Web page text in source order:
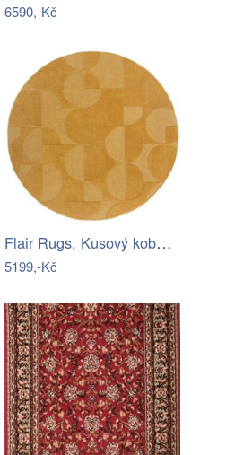
6590,-Kč
Flair Rugs, Kusový koberec Moderno Gigi…
5199,-Kč